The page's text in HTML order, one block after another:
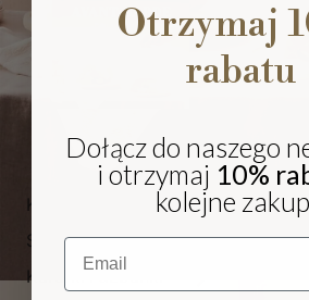
Kieliszki i pokale
Szklanki
Karafki i dzbanki
Otrzymaj
rabatu
Dołącz do naszego
i otrzymaj 10%
kolejne
Email